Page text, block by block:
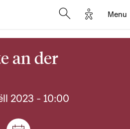
Options
Menu
an der
2023 - 10:00